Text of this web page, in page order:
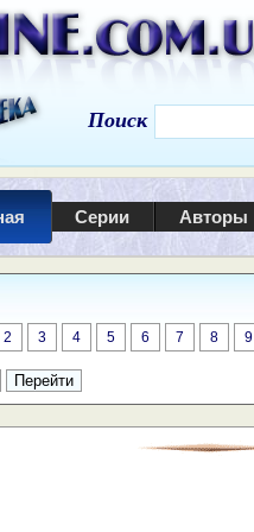
Поиск
Серии Авторы
2 3 4 5 6 7 8 9